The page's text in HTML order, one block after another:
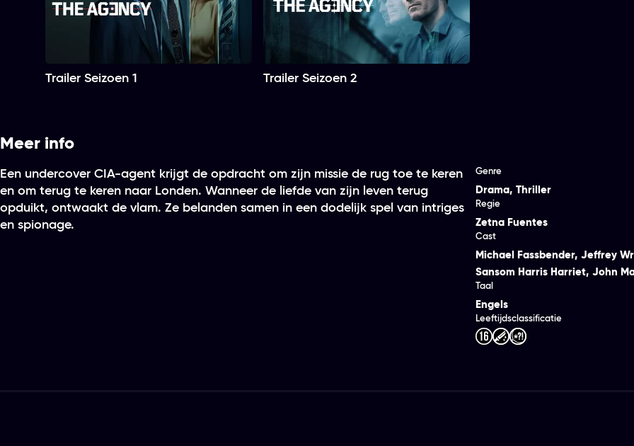
Trailer Seizoen 1 Trailer Seizoen 2
Meer info
Een undercover CIA-agent krijgt de opdracht om zijn missie de rug toe te keren
en om terug te keren naar Londen. Wanneer de liefde van zijn leven terug
opduikt, ontwaakt de vlam. Ze belanden samen in een dodelijk spel van intriges
en spionage.
Genre
Drama, Thriller
Regie
Zetna Fuentes
Cast
Michael Fassbender, Jeffrey
Sansom Harris Harriet, John
Taal
Engels
Leeftijdsclassificatie